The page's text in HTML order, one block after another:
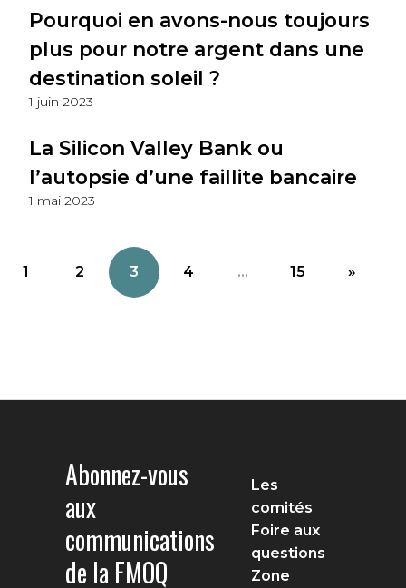
Pourquoi en avons-nous toujours
plus pour notre argent dans une
destination soleil ?
1 juin 2023
La Silicon Valley Bank ou
l’autopsie d’une faillite bancaire
1 mai 2023
1 2 3 4 ... 15 »
Abonnez-vous
aux
communications
de la FMOQ
Les
comités
Foire aux
questions
Zone